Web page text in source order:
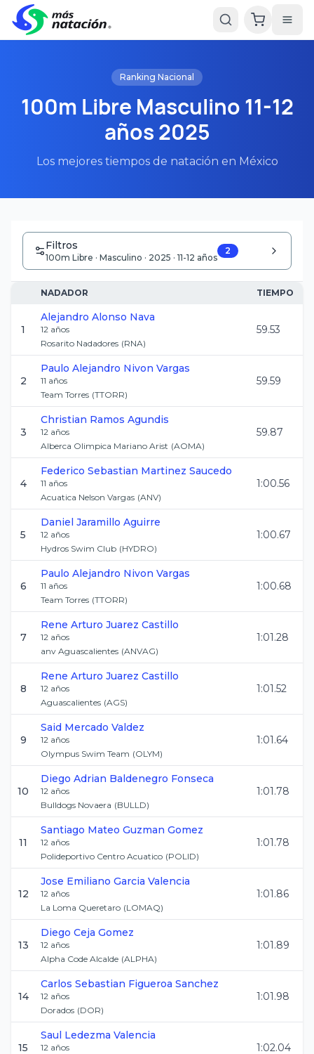
Ranking Nacional
100m Libre Masculino 11-12
años 2025
Los mejores tiempos de natación en México
Filtros
100m Libre · Masculino · 2025 · 11-12 años
2
NADADOR TIEMPO
1
Alejandro Alonso Nava
12 años
Rosarito Nadadores (RNA)
59.53
2
Paulo Alejandro Nivon Vargas
11 años
Team Torres (TTORR)
59.59
3
Christian Ramos Agundis
12 años
Alberca Olimpica Mariano Arist (AOMA)
59.87
4
Federico Sebastian Martinez Saucedo
11 años
Acuatica Nelson Vargas (ANV)
1:00.56
5
Daniel Jaramillo Aguirre
12 años
Hydros Swim Club (HYDRO)
1:00.67
6
Paulo Alejandro Nivon Vargas
11 años
Team Torres (TTORR)
1:00.68
7
Rene Arturo Juarez Castillo
12 años
anv Aguascalientes (ANVAG)
1:01.28
8
Rene Arturo Juarez Castillo
12 años
Aguascalientes (AGS)
1:01.52
9
Said Mercado Valdez
12 años
Olympus Swim Team (OLYM)
1:01.64
10
Diego Adrian Baldenegro Fonseca
12 años
Bulldogs Novaera (BULLD)
1:01.78
11
Santiago Mateo Guzman Gomez
12 años
Polideportivo Centro Acuatico (POLID)
1:01.78
12
Jose Emiliano Garcia Valencia
12 años
La Loma Queretaro (LOMAQ)
1:01.86
13
Diego Ceja Gomez
12 años
Alpha Code Alcalde (ALPHA)
1:01.89
14
Carlos Sebastian Figueroa Sanchez
12 años
Dorados (DOR)
1:01.98
15
Saul Ledezma Valencia
12 años
1:02.04